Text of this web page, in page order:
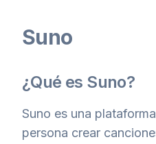
Suno
¿Qué es Suno?
Suno es una
persona crear